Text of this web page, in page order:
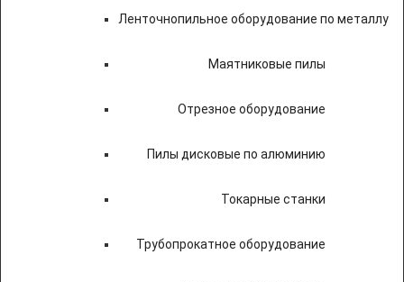
Ленточнопильное оборудование по металлу
Маятниковые пилы
Отрезное оборудование
Пилы дисковые по алюминию
Токарные станки
Трубопрокатное оборудование